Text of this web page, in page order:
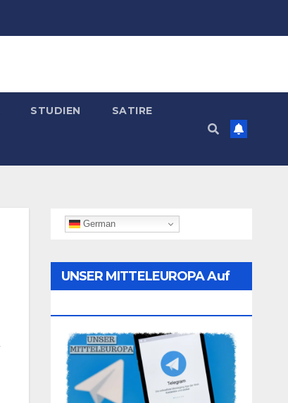
STUDIEN SATIRE
German
UNSER MITTELEUROPA Auf